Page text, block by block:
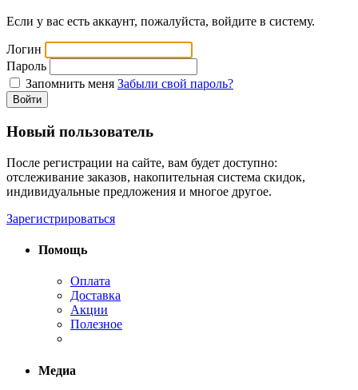
Если у вас есть аккаунт, пожалуйста, войдите в систему.
Логин
Пароль
Запомнить меня Забыли свой пароль?
Войти
Новый пользователь
После регистрации на сайте, вам будет доступно:
отслеживание заказов, накопительная система скидок,
индивидуальные предложения и многое другое.
Зарегистрироваться
Помощь
Оплата
Доставка
Акции
Полезное
Медиа